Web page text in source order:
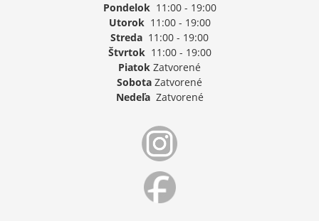
Pondelok11:00 - 19:00
Utorok11:00 - 19:00
Streda 11:00 - 19:00
Štvrtok11:00 - 19:00
Piatok Zatvorené
Sobota Zatvorené
NedeľaZatvorené